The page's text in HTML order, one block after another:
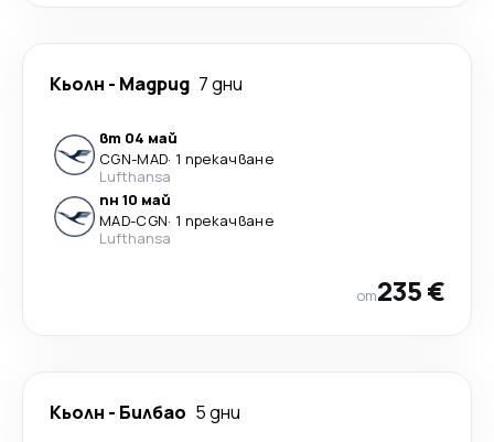
Кьолн - Мадрид 7 дни
вт 04 май
CGN-MAD· 1 прекачване
Lufthansa
пн 10 май
MAD-CGN· 1 прекачване
Lufthansa
от235 €
Кьолн - Билбао 5 дни